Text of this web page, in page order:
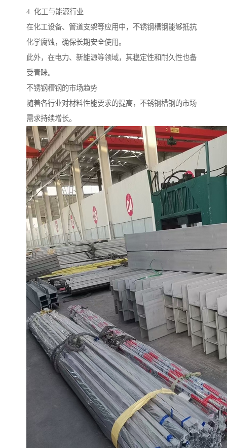
4. 化工与能源行业
在化工设备、管道支架等应用中，不锈钢槽钢能够抵抗
化学腐蚀，确保长期安全使用。
此外，在电力、新能源等领域，其稳定性和耐久性也备
受青睐。
不锈钢槽钢的市场趋势
随着各行业对材料性能要求的提高，不锈钢槽钢的市场
需求持续增长。